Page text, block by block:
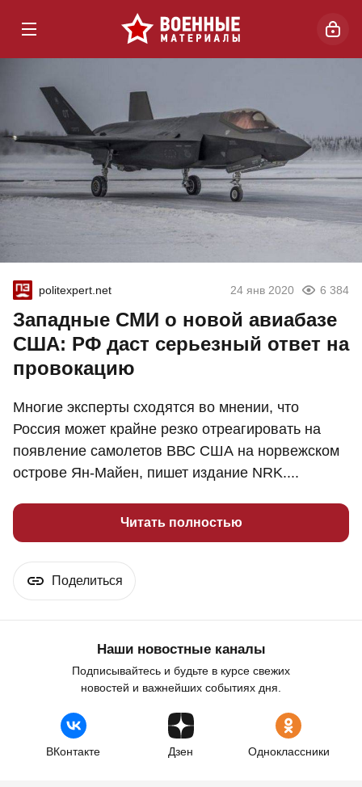
politexpert.net 24 янв 2020 6 384
Западные СМИ о новой авиабазе
США: РФ даст серьезный ответ на
провокацию
Многие эксперты сходятся во мнении, что
Россия может крайне резко отреагировать на
появление самолетов ВВС США на норвежском
острове Ян-Майен, пишет издание NRK....
Читать полностью
Поделиться
Наши новостные каналы
Подписывайтесь и будьте в курсе свежих
новостей и важнейших событиях дня.
ВКонтакте Дзен Одноклассники